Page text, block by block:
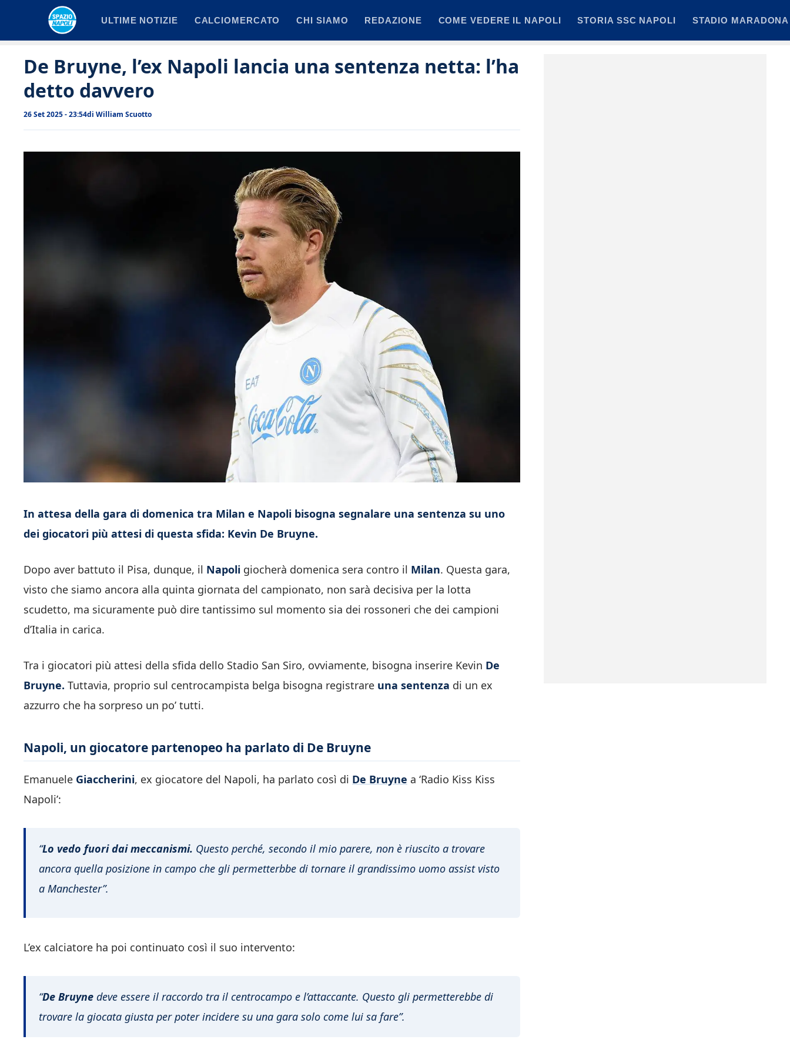
ULTIME NOTIZIE CALCIOMERCATO CHI SIAMO REDAZIONE COME VEDERE IL NAPOLI STORIA SSC NAPOLI STADIO MARADONA
De Bruyne, l’ex Napoli lancia una sentenza netta: l’ha
detto davvero
26 Set 2025 - 23:54di William Scuotto
In attesa della gara di domenica tra Milan e Napoli bisogna segnalare una sentenza su uno
dei giocatori più attesi di questa sfida: Kevin De Bruyne.
Dopo aver battuto il Pisa, dunque, il Napoli giocherà domenica sera contro il Milan. Questa gara,
visto che siamo ancora alla quinta giornata del campionato, non sarà decisiva per la lotta
scudetto, ma sicuramente può dire tantissimo sul momento sia dei rossoneri che dei campioni
d’Italia in carica.
Tra i giocatori più attesi della sfida dello Stadio San Siro, ovviamente, bisogna inserire Kevin De
Bruyne. Tuttavia, proprio sul centrocampista belga bisogna registrare una sentenza di un ex
azzurro che ha sorpreso un po’ tutti.
Napoli, un giocatore partenopeo ha parlato di De Bruyne
Emanuele Giaccherini, ex giocatore del Napoli, ha parlato così di De Bruyne a ‘Radio Kiss Kiss
Napoli’:
“Lo vedo fuori dai meccanismi. Questo perché, secondo il mio parere, non è riuscito a trovare
ancora quella posizione in campo che gli permetterbbe di tornare il grandissimo uomo assist visto
a Manchester”.
L’ex calciatore ha poi continuato così il suo intervento:
“De Bruyne deve essere il raccordo tra il centrocampo e l’attaccante. Questo gli permetterebbe di
trovare la giocata giusta per poter incidere su una gara solo come lui sa fare”.